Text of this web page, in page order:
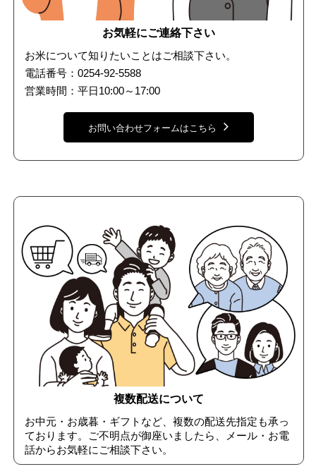
お気軽にご連絡下さい
お米について知りたいことはご相談下さい。
電話番号：0254-92-5588
営業時間：平日10:00～17:00
お問い合わせフォームはこちら
複数配送について
お中元・お歳暮・ギフトなど、複数の配送先指定も承っ
ております。ご不明点が御座いましたら、メール・お電
話からお気軽にご相談下さい。